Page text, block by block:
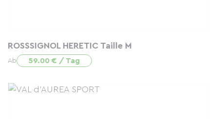
ROSSSIGNOL HERETIC Taille M
Ab 59.00 € / Tag